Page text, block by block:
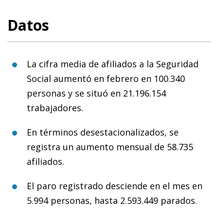
Datos
La cifra media de afiliados a la Seguridad
Social aumentó en febrero en 100.340
personas y se situó en 21.196.154
trabajadores.
En términos desestacionalizados, se
registra un aumento mensual de 58.735
afiliados.
El paro registrado desciende en el mes en
5.994 personas, hasta 2.593.449 parados.